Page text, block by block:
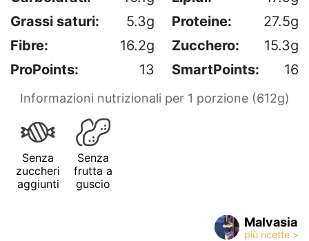
Grassi saturi:
5.3g Proteine:
27.5g
Fibre:
16.2g Zucchero:
15.3g
ProPoints:
13 SmartPoints: 16
Informazioni nutrizionali per 1 porzione (612g)
Senza
zuccheri
aggiunti
Senza
frutta a
guscio
Malvasia